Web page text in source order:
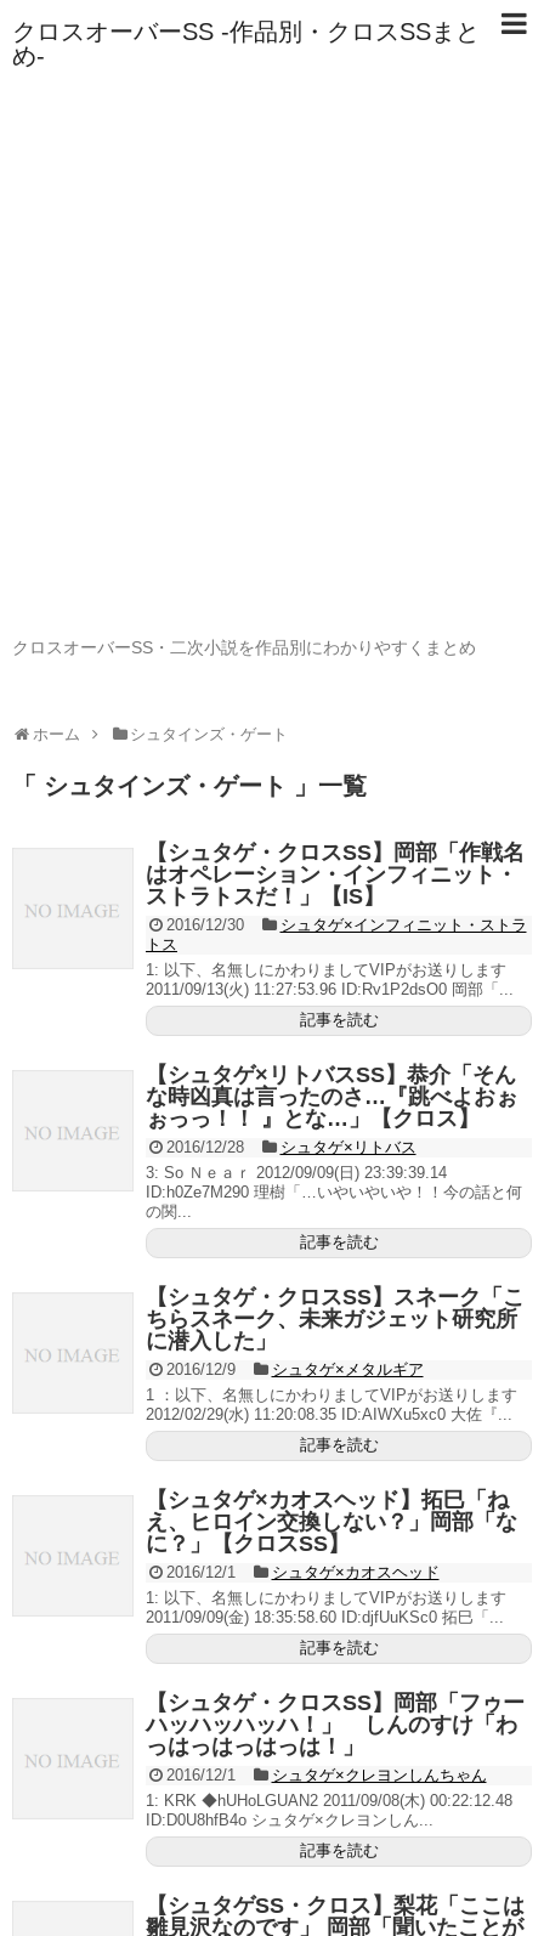
クロスオーバーSS -作品別・クロスSSまと
め-
クロスオーバーSS・二次小説を作品別にわかりやすくまとめ
ホーム シュタインズ・ゲート
「 シュタインズ・ゲート 」一覧
【シュタゲ・クロスSS】岡部「作戦名
はオペレーション・インフィニット・
ストラトスだ！」【IS】
2016/12/30
シュタゲ×インフィニット・ストラ
トス
1: 以下、名無しにかわりましてVIPがお送りします
2011/09/13(火) 11:27:53.96 ID:Rv1P2dsO0 岡部「...
記事を読む
【シュタゲ×リトバスSS】恭介「そん
な時凶真は言ったのさ…『跳べよおぉ
ぉっっ！！ 』とな…」【クロス】
2016/12/28
シュタゲ×リトバス
3: So Ｎｅａｒ 2012/09/09(日) 23:39:39.14
ID:h0Ze7M290 理樹「…いやいやいや！！今の話と何
の関...
記事を読む
【シュタゲ・クロスSS】スネーク「こ
ちらスネーク、未来ガジェット研究所
に潜入した」
2016/12/9
シュタゲ×メタルギア
1 ：以下、名無しにかわりましてVIPがお送りします
2012/02/29(水) 11:20:08.35 ID:AIWXu5xc0 大佐『...
記事を読む
【シュタゲ×カオスヘッド】拓巳「ね
え、ヒロイン交換しない？」岡部「な
に？」【クロスSS】
2016/12/1
シュタゲ×カオスヘッド
1: 以下、名無しにかわりましてVIPがお送りします
2011/09/09(金) 18:35:58.60 ID:djfUuKSc0 拓巳「...
記事を読む
【シュタゲ・クロスSS】岡部「フゥー
ハッハッハッハ！」 しんのすけ「わ
っはっはっはっは！」
2016/12/1
シュタゲ×クレヨンしんちゃん
1: KRK ◆hUHoLGUAN2 2011/09/08(木) 00:22:12.48
ID:D0U8hfB4o シュタゲ×クレヨンしん...
記事を読む
【シュタゲSS・クロス】梨花「ここは
雛見沢なのです」 岡部「聞いたことが